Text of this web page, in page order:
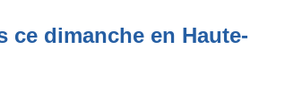
ce dimanche en Haute-